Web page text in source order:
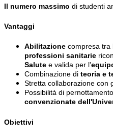
Il numero massimo di studenti
Vantaggi
Abilitazione compresa tra
professioni sanitarie
Salute e valida per l'
Combinazione di teoria e
Stretta collaborazione con
Possibilità di
convenzionate
Obiettivi